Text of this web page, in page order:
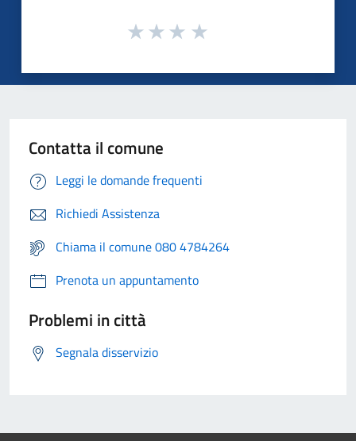
Contatta il comune
Leggi le domande frequenti
Richiedi Assistenza
Chiama il comune 080 4784264
Prenota un appuntamento
Problemi in città
Segnala disservizio